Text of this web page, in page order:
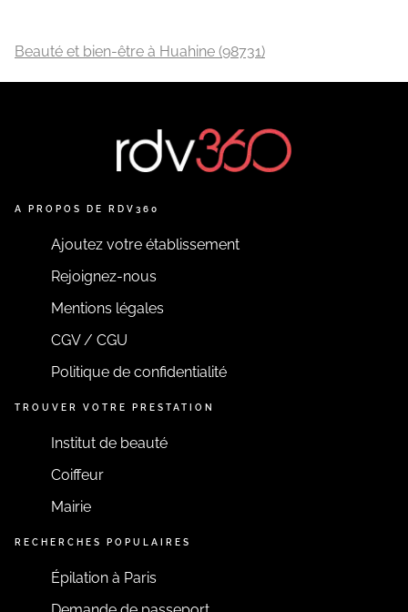
Beauté et bien-être à Huahine (98731)
A PROPOS DE RDV360
Ajoutez votre établissement
Rejoignez-nous
Mentions légales
CGV / CGU
Politique de confidentialité
TROUVER VOTRE PRESTATION
Institut de beauté
Coiffeur
Mairie
RECHERCHES POPULAIRES
Épilation à Paris